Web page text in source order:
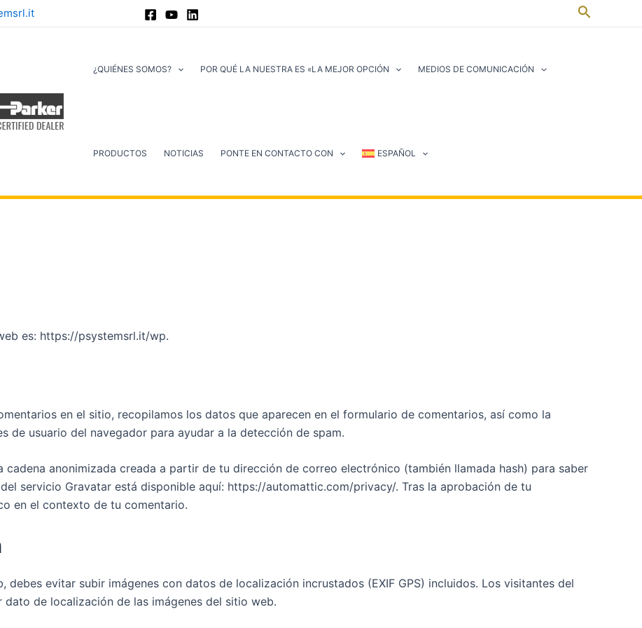
Buscar
¿QUIÉNES SOMOS? POR QUÉ LA NUESTRA ES «LA MEJOR OPCIÓN MEDIOS DE COMUNICACIÓN
PRODUCTOS NOTICIAS PONTE EN CONTACTO CON ESPAÑOL
es: https://psystemsrl.it/wp.
en el sitio, recopilamos los datos que aparecen en el formulario de comentarios, así como la
de usuario del navegador para ayudar a la detección de spam.
anonimizada creada a partir de tu dirección de correo electrónico (también llamada hash) para saber
servicio Gravatar está disponible aquí: https://automattic.com/privacy/. Tras la aprobación de tu
en el contexto de tu comentario.
debes evitar subir imágenes con datos de localización incrustados (EXIF GPS) incluidos. Los visitantes del
de localización de las imágenes del sitio web.